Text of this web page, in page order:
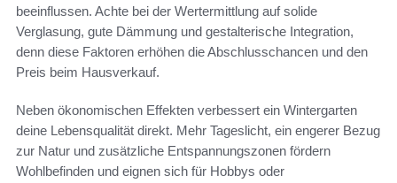
beeinflussen. Achte bei der Wertermittlung auf solide
Verglasung, gute Dämmung und gestalterische Integration,
denn diese Faktoren erhöhen die Abschlusschancen und den
Preis beim Hausverkauf.
Neben ökonomischen Effekten verbessert ein Wintergarten
deine Lebensqualität direkt. Mehr Tageslicht, ein engerer Bezug
zur Natur und zusätzliche Entspannungszonen fördern
Wohlbefinden und eignen sich für Hobbys oder